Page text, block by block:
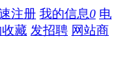
注册 我的信息0 电
藏 发招聘 网站商